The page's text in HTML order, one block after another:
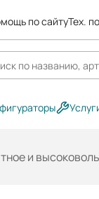
по сайтуТех.
и